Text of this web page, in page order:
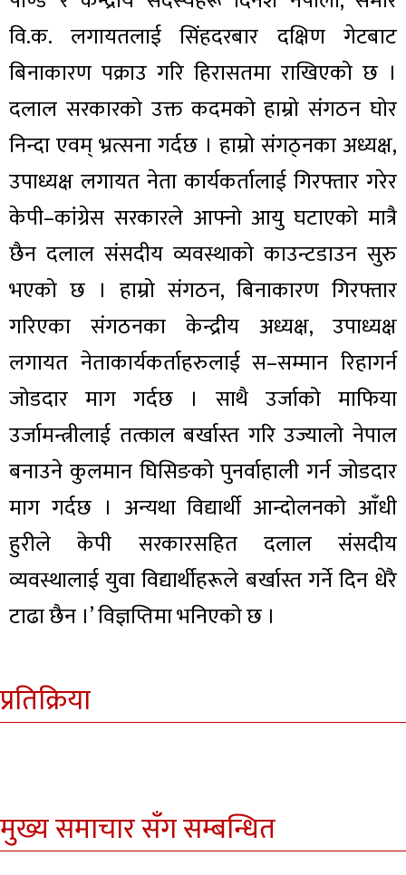
वि.क. लगायतलाई सिंहदरबार दक्षिण गेटबाट
बिनाकारण पक्राउ गरि हिरासतमा राखिएको छ ।
दलाल सरकारको उक्त कदमको हाम्रो संगठन घोर
निन्दा एवम् भ्रत्सना गर्दछ । हाम्रो संगठ्नका अध्यक्ष,
उपाध्यक्ष लगायत नेता कार्यकर्तालाई गिरफ्तार गरेर
केपी–कांग्रेस सरकारले आफ्नो आयु घटाएको मात्रै
छैन दलाल संसदीय व्यवस्थाको काउन्टडाउन सुरु
भएको छ । हाम्रो संगठन, बिनाकारण गिरफ्तार
गरिएका संगठनका केन्द्रीय अध्यक्ष, उपाध्यक्ष
लगायत नेताकार्यकर्ताहरुलाई स–सम्मान रिहागर्न
जोडदार माग गर्दछ । साथै उर्जाको माफिया
उर्जामन्त्रीलाई तत्काल बर्खास्त गरि उज्यालो नेपाल
बनाउने कुलमान घिसिङको पुनर्वाहाली गर्न जोडदार
माग गर्दछ । अन्यथा विद्यार्थी आन्दोलनको आँधी
हुरीले केपी सरकारसहित दलाल संसदीय
व्यवस्थालाई युवा विद्यार्थीहरूले बर्खास्त गर्ने दिन धेरै
टाढा छैन ।’ विज्ञप्तिमा भनिएको छ ।
प्रतिक्रिया
मुख्य समाचार सँग सम्बन्धित